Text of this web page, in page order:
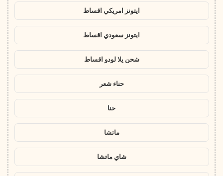
ايتونز امريكي اقساط
ايتونز سعودي اقساط
شحن يلا لودو اقساط
حناء شعر
حنا
ماتشا
شاي ماتشا